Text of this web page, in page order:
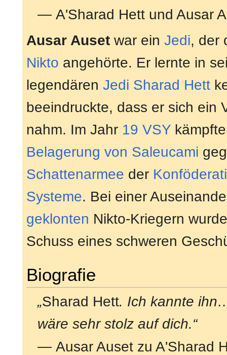
— A'Sharad Hett und Ausar
Ausar Auset war ein Jedi, der
Nikto angehörte. Er lernte in
legendären Jedi Sharad Hett
beeindruckte, dass er sich ein
nahm. Im Jahr 19 VSY
Belagerung von Saleucami
Schattenarmee der
Systeme. Bei einer
geklonten Nikto-Kriegern
Schuss eines schweren
Biografie
„Sharad Hett. Ich kannte
wäre sehr stolz auf dich.“
— Ausar Auset zu A'Sharad